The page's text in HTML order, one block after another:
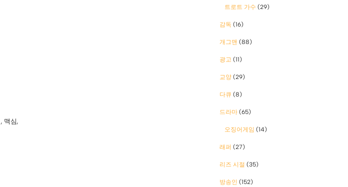
, 맥심,
트로트 가수 (29)
감독 (16)
개그맨 (88)
광고 (11)
교양 (29)
다큐 (8)
드라마 (65)
오징어게임 (14)
래퍼 (27)
리즈 시절 (35)
방송인 (152)